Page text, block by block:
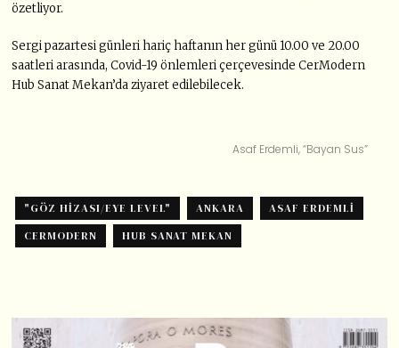
özetliyor.
Sergi pazartesi günleri hariç haftanın her günü 10.00 ve 20.00
saatleri arasında, Covid-19 önlemleri çerçevesinde CerModern
Hub Sanat Mekan’da ziyaret edilebilecek.
Asaf Erdemli, “Bayan Sus”
"GÖZ HIZASI/EYE LEVEL" ANKARA
ASAF ERDEMLI
CERMODERN
HUB SANAT MEKAN